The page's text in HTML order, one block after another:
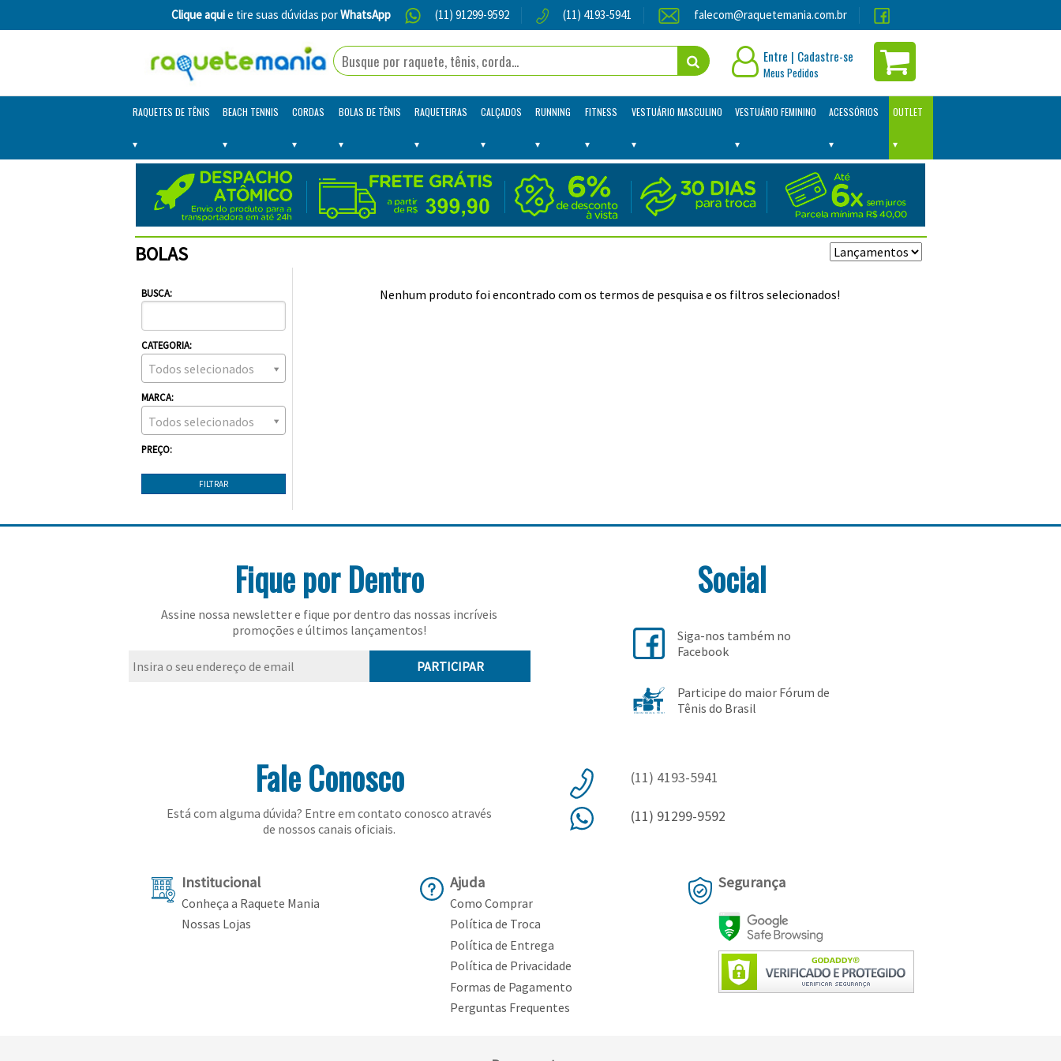
Clique aquie tire suas dúvidas porWhatsApp (11) 91299-9592 (11) 4193-5941 falecom@raquetemania.com.br
Entre | Cadastre-se
Meus Pedidos
RAQUETES DE TÊNIS BEACH TENNIS CORDAS BOLAS DE TÊNIS RAQUETEIRAS CALÇADOS RUNNING FITNESS VESTUÁRIO MASCULINO VESTUÁRIO FEMININO ACESSÓRIOS OUTLET
BOLAS
BUSCA:
CATEGORIA:
Todos selecionados
MARCA:
Todos selecionados
PREÇO:
Nenhum produto foi encontrado com os termos de pesquisa e os filtros selecionados!
Fique por Dentro
Assine nossa newsletter e fique por dentro das nossas incríveis
promoções e últimos lançamentos!
PARTICIPAR
Social
Siga-nos também no
Facebook
Participe do maior Fórum de
Tênis do Brasil
Fale Conosco
Está com alguma dúvida? Entre em contato conosco através
de nossos canais oficiais.
(11) 4193-5941
(11) 91299-9592
Institucional
Conheça a Raquete Mania
Nossas Lojas
Ajuda
Como Comprar
Política de Troca
Política de Entrega
Política de Privacidade
Formas de Pagamento
Perguntas Frequentes
Segurança